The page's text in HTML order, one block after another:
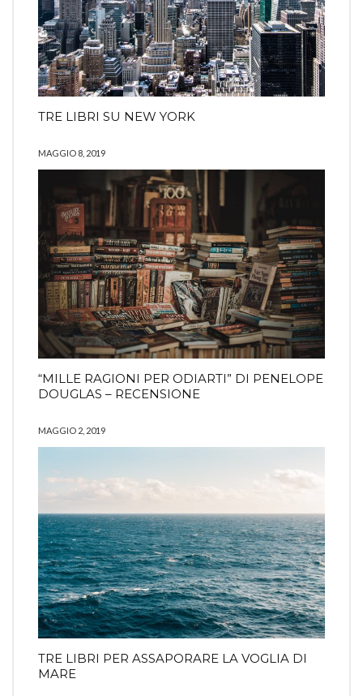
TRE LIBRI SU NEW YORK
MAGGIO 8, 2019
“MILLE RAGIONI PER ODIARTI” DI PENELOPE
DOUGLAS – RECENSIONE
MAGGIO 2, 2019
TRE LIBRI PER ASSAPORARE LA VOGLIA DI
MARE